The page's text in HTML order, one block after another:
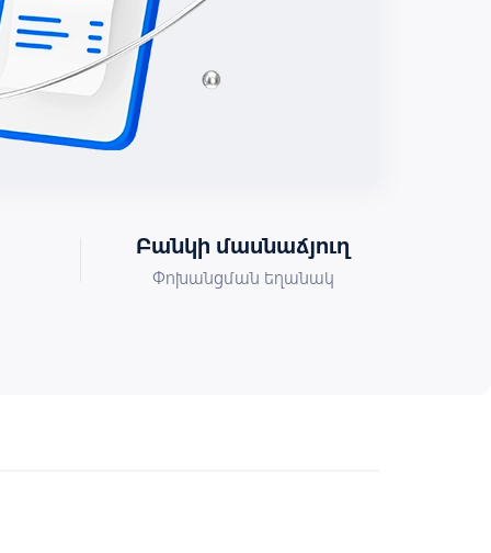
Բանկի մասնաճյուղ
Փոխանցման եղանակ